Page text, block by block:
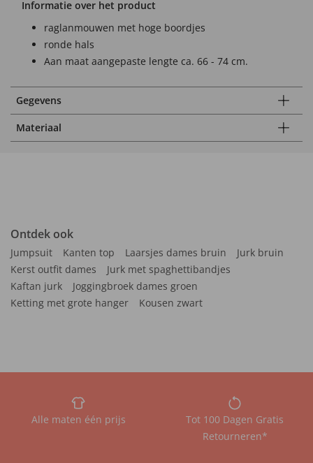
Informatie over het product
raglanmouwen met hoge boordjes
ronde hals
Aan maat aangepaste lengte ca. 66 - 74 cm.
Gegevens
Materiaal
Ontdek ook
Jumpsuit Kanten top Laarsjes dames bruin
Jurk bruin
Kerst outfit dames
Jurk met spaghettibandjes
Kaftan jurk
Joggingbroek dames groen
Ketting met grote hanger
Kousen zwart
Alle maten één prijs
Tot 100 Dagen Gratis
Retourneren*